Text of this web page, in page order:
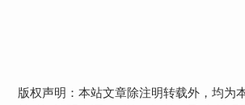
版权声明：本站文章除注明转载外，均为